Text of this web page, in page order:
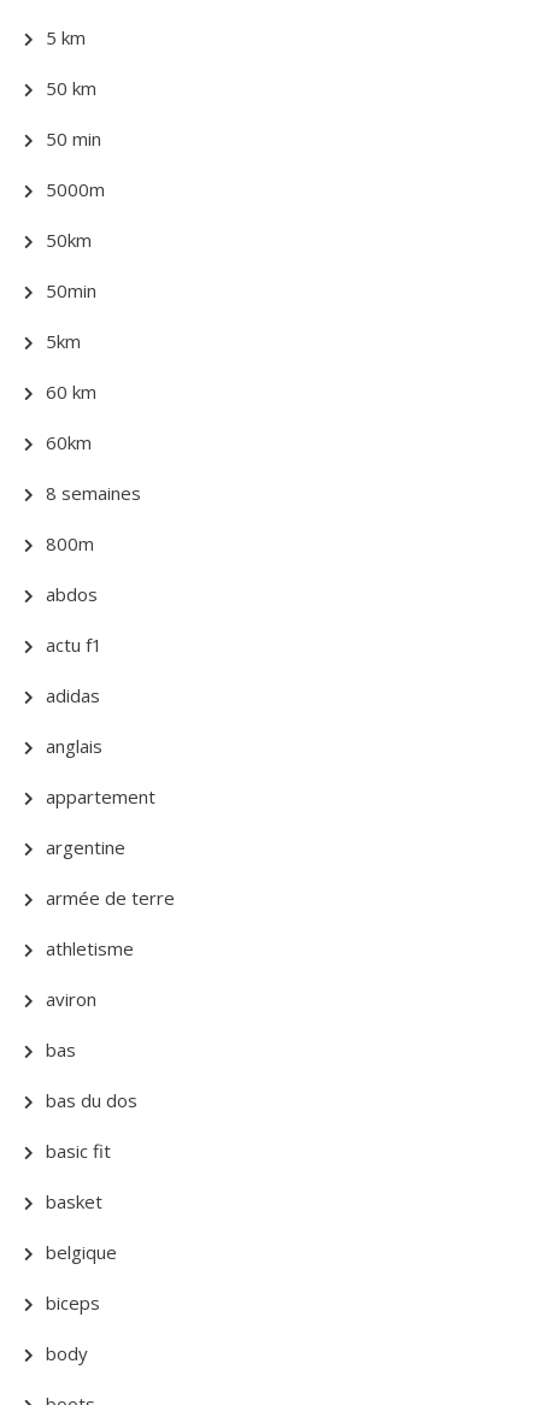
5 km
50 km
50 min
5000m
50km
50min
5km
60 km
60km
8 semaines
800m
abdos
actu f1
adidas
anglais
appartement
argentine
armée de terre
athletisme
aviron
bas
bas du dos
basic fit
basket
belgique
biceps
body